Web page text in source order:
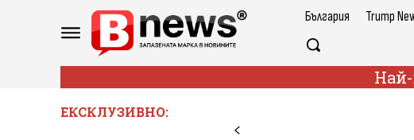
България Trump
ЕКСКЛУЗИВНО: